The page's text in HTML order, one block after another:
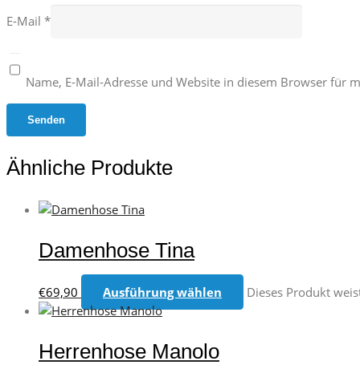
E-Mail *
Name, E-Mail-Adresse und Website in diesem Browser für
Ähnliche Produkte
Damenhose Tina
€69,90 Ausführung wählen Dieses Produkt
Herrenhose Manolo